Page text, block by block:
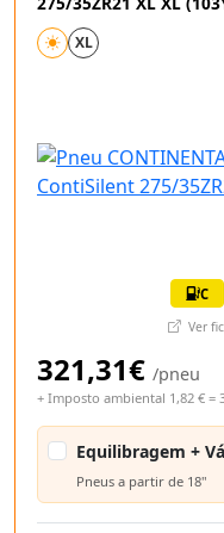
XL
C
Ver
321,31€ /pneu
+ Imposto ambiental 1,82 € =
Equilibragem +
Pneus a partir de 18"